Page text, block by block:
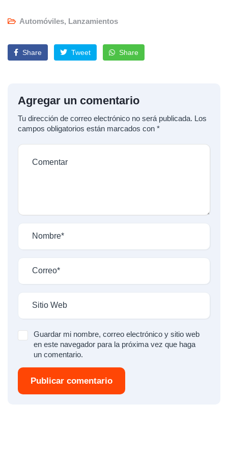
Automóviles, Lanzamientos
Share Tweet Share
Agregar un comentario
Tu dirección de correo electrónico no será publicada. Los
campos obligatorios están marcados con *
Guardar mi nombre, correo electrónico y sitio web
en este navegador para la próxima vez que haga
un comentario.
Publicar comentario